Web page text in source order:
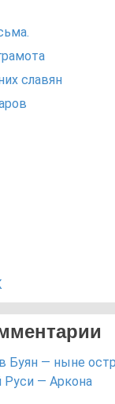
славян
Буян — ныне
Руси — Аркона